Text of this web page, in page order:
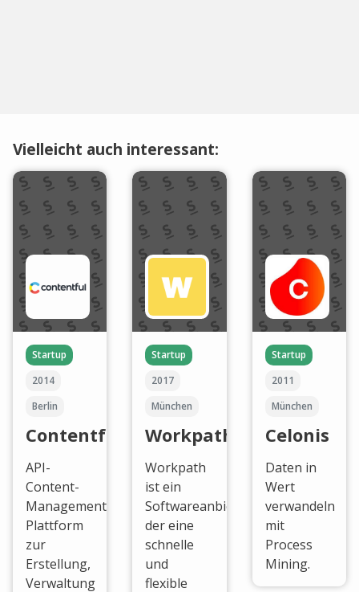
Vielleicht auch interessant:
Startup
2014
Berlin
Contentful
API-
Content-
Management-
Plattform
zur
Erstellung,
Verwaltung
Startup
2017
München
Workpath
Workpath
ist ein
Softwareanbieter,
der eine
schnelle
und
flexible
Startup
2011
München
Celonis
Daten in
Wert
verwandeln
mit
Process
Mining.